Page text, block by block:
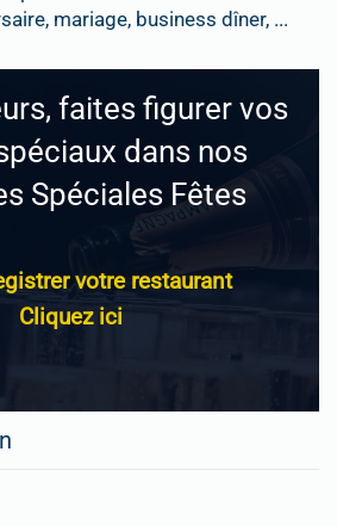
mariage, business dîner, ...
faites figurer vos
dans nos
Spéciales Fêtes
votre restaurant
Cliquez ici